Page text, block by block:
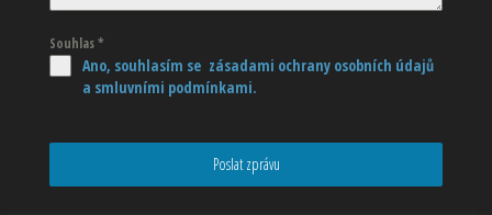
Souhlas*
Ano, souhlasím se zásadami ochrany osobních údajů
a smluvními podmínkami.
Poslat zprávu